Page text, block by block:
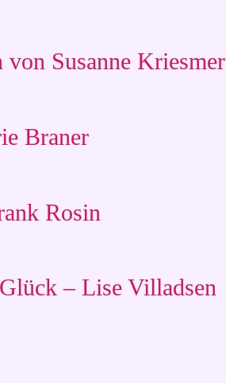
von Susanne Kriesmer
Braner
Rosin
– Lise Villadsen